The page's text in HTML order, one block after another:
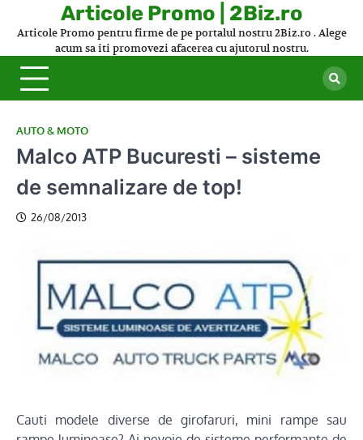
Articole Promo | 2Biz.ro
Articole Promo pentru firme de pe portalul nostru 2Biz.ro . Alege
acum sa iti promovezi afacerea cu ajutorul nostru.
AUTO & MOTO
Malco ATP Bucuresti – sisteme
de semnalizare de top!
26/08/2013
Cauti modele diverse de girofaruri, mini rampe sau